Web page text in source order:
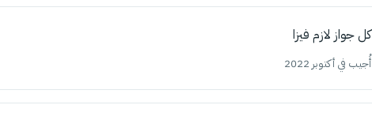
كل جواز لازم فيزا
أُجيب في أكتوبر 2022